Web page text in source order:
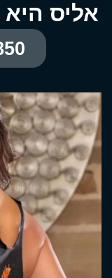
אליס היא